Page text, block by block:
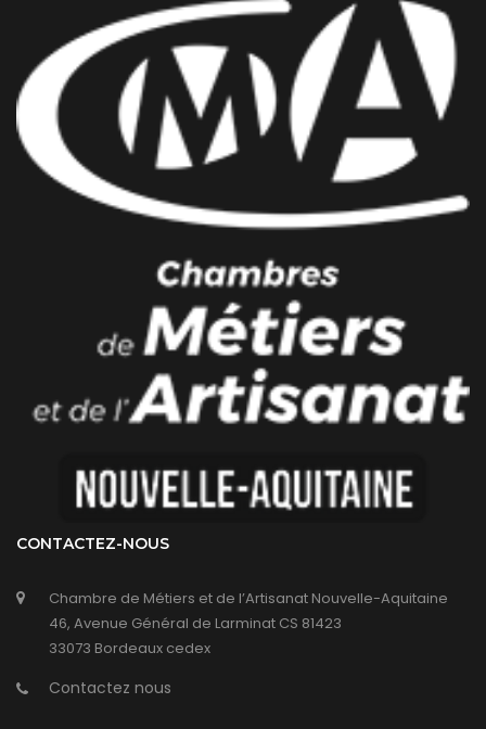
CONTACTEZ-NOUS
Chambre de Métiers et de l’Artisanat Nouvelle-Aquitaine
46, Avenue Général de Larminat CS 81423
33073 Bordeaux cedex
Contactez nous